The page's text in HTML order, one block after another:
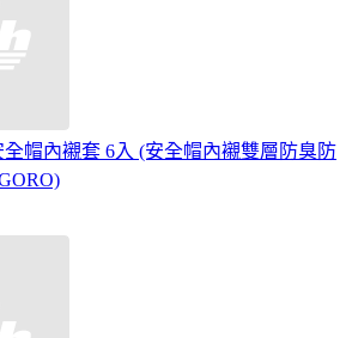
帽內襯套 6入 (安全帽內襯雙層防臭防